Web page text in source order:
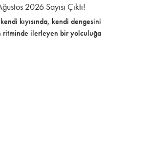
2026 Sayısı Çıktı!
kıyısında, kendi dengesini
ritminde ilerleyen bir yolculuğa